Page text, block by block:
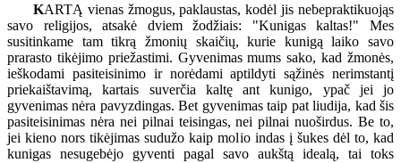
KARTĄ vienas žmogus, paklaustas, kodėl jis nebepraktikuojąs
savo religijos, atsakė dviem žodžiais: "Kunigas kaltas!" Mes
susitinkame tam tikrą žmonių skaičių, kurie kunigą laiko savo
prarasto tikėjimo priežastimi. Gyvenimas mums sako, kad žmonės,
ieškodami pasiteisinimo ir norėdami aptildyti sąžinės nerimstantį
priekaištavimą, kartais suverčia kaltę ant kunigo, ypač jei jo
gyvenimas nėra pavyzdingas. Bet gyvenimas taip pat liudija, kad šis
pasiteisinimas nėra nei pilnai teisingas, nei pilnai nuoširdus. Be to,
jei kieno nors tikėjimas sudužo kaip molio indas į šukes dėl to, kad
kunigas nesugebėjo gyventi pagal savo aukštą idealą, tai toks